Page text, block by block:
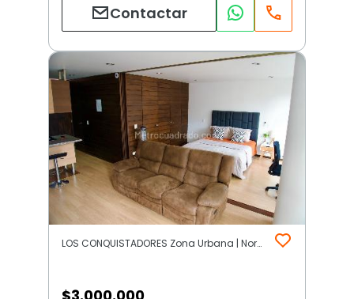
Contactar
LOS CONQUISTADORES Zona Urbana | Noroccidente | Medellín